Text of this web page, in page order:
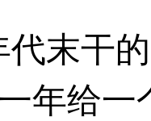
末干
年给一